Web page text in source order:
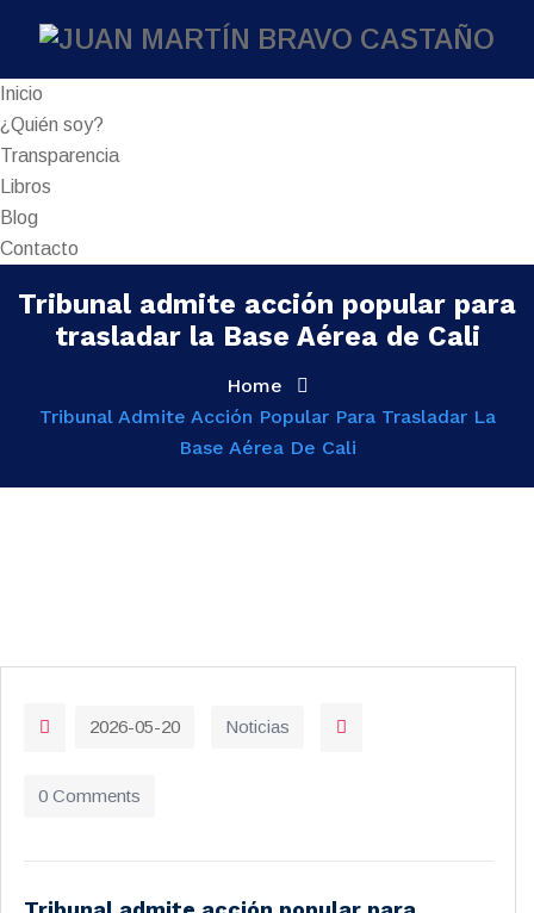
Inicio
¿Quién soy?
Transparencia
Libros
Blog
Contacto
Tribunal admite acción popular para
trasladar la Base Aérea de Cali
Home
Tribunal Admite Acción Popular Para Trasladar La
Base Aérea De Cali
2026-05-20 Noticias
0 Comments